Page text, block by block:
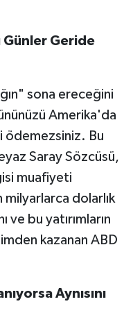
Günler Geride
sona ereceğini
Amerika'da
ödemezsiniz. Bu
Saray Sözcüsü,
muafiyeti
milyarlarca dolarlık
ve bu yatırımların
kazanan ABD
Aynısını